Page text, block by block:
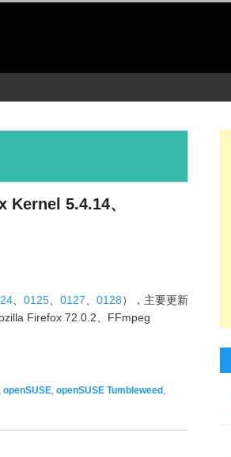
Kernel 5.4.14、
、 0125、 0127、 0128），主要更新
Firefox 72.0.2、FFmpeg
, openSUSE, openSUSE Tumbleweed ,